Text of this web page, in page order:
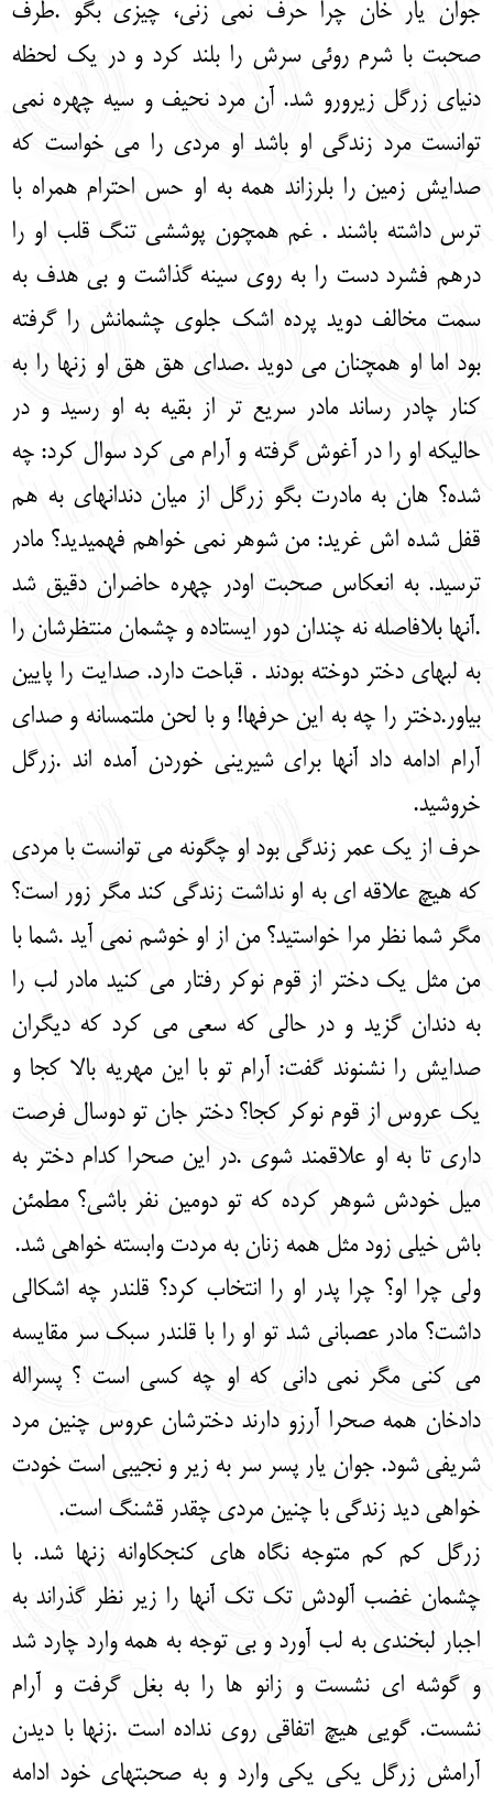
جوان یار خان چرا حرف نمی زنی، چیزی بگو .طرف
صحبت با شرم روئی سرش را بلند کرد و در یک لحظه
دنیای زرگل زیرورو شد. آن مرد نحیف و سیه چهره نمی
توانست مرد زندگی او باشد او مردی را می خواست که
صدایش زمین را بلرزاند همه به او حس احترام همراه با
ترس داشته باشند . غم همچون پوششی تنگ قلب او را
درهم فشرد دست را به روی سینه گذاشت و بی هدف به
سمت مخالف دوید پرده اشک جلوی چشمانش را گرفته
بود اما او همچنان می دوید .صدای هق هق او زنها را به
کنار چادر رساند مادر سریع تر از بقیه به او رسید و در
حالیکه او را در آغوش گرفته و آرام می کرد سوال کرد: چه
شده؟ هان به مادرت بگو زرگل از میان دندانهای به هم
قفل شده اش غرید: من شوهر نمی خواهم فهمیدید؟ مادر
ترسید. به انعکاس صحبت اودر چهره حاضران دقیق شد
.آنها بلافاصله نه چندان دور ایستاده و چشمان منتظرشان را
به لبهای دختر دوخته بودند . قباحت دارد. صدایت را پایین
بیاور.دختر را چه به این حرفها! و با لحن ملتمسانه و صدای
آرام ادامه داد آنها برای شیرینی خوردن آمده اند .زرگل
خروشید.
حرف از یک عمر زندگی بود او چگونه می توانست با مردی
که هیچ علاقه ای به او نداشت زندگی کند مگر زور است؟
مگر شما نظر مرا خواستید؟ من از او خوشم نمی آید .شما با
من مثل یک دختر از قوم نوکر رفتار می کنید مادر لب را
به دندان گزید و در حالی که سعی می کرد که دیگران
صدایش را نشنوند گفت: آرام تو با این مهریه بالا کجا و
یک عروس از قوم نوکر کجا؟ دختر جان تو دوسال فرصت
داری تا به او علاقمند شوی .در این صحرا کدام دختر به
میل خودش شوهر کرده که تو دومین نفر باشی؟ مطمئن
باش خیلی زود مثل همه زنان به مردت وابسته خواهی شد.
ولی چرا او؟ چرا پدر او را انتخاب کرد؟ قلندر چه اشکالی
داشت؟ مادر عصبانی شد تو او را با قلندر سبک سر مقایسه
می کنی مگر نمی دانی که او چه کسی است ؟ پسراله
دادخان همه صحرا آرزو دارند دخترشان عروس چنین مرد
شریفی شود. جوان یار پسر سر به زیر و نجیبی است خودت
خواهی دید زندگی با چنین مردی چقدر قشنگ است.
زرگل کم کم متوجه نگاه های کنجکاوانه زنها شد. با
چشمان غضب آلودش تک تک آنها را زیر نظر گذراند به
اجبار لبخندی به لب آورد و بی توجه به همه وارد چارد شد
و گوشه ای نشست و زانو ها را به بغل گرفت و آرام
نشست. گویی هیچ اتفاقی روی نداده است .زنها با دیدن
آرامش زرگل یکی یکی وارد و به صحبت‏های خود ادامه